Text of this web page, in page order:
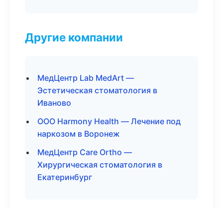
Другие компании
МедЦентр Lab MedArt —
Эстетическая стоматология в
Иваново
ООО Harmony Health — Лечение под
наркозом в Воронеж
МедЦентр Care Ortho —
Хирургическая стоматология в
Екатеринбург